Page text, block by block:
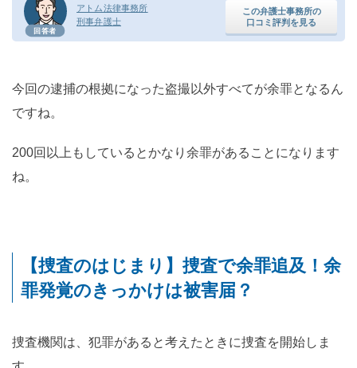
回答者
アトム法律事務所
刑事弁護士
この弁護士事務所の
口コミ評判を見る
今回の逮捕の根拠になった盗撮以外すべてが余罪となるん
ですね。
200回以上もしているとかなり余罪があることになります
ね。
【捜査のはじまり】捜査で余罪追及！余
罪発覚のきっかけは被害届？
捜査機関は、犯罪があると考えたときに捜査を開始しま